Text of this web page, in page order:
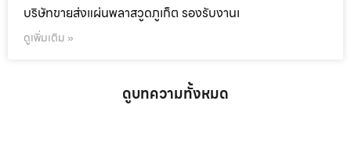
บริษัทขายส่งแผ่นพลาสวูดภูเก็ต รองรับงานเ
ดูเพิ่มเติม »
ดูบทความทั้งหมด